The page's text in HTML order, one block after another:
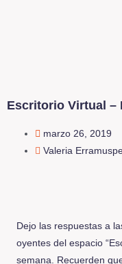
Escritorio Virtual –
marzo 26, 2019
Valeria
Dejo las respuestas a
oyentes del espacio
semana. Recuerden